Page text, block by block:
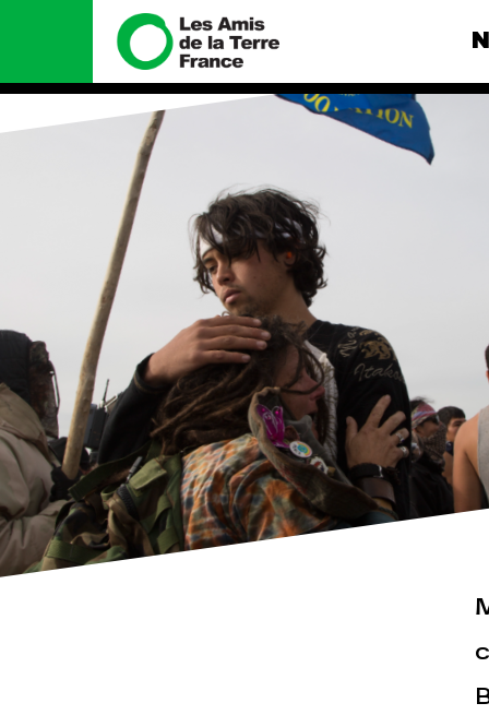
Nous connaître
Histoire
Manifeste
Missions et méthodes
Valeurs
Équipes et
fonctionnement
Le réseau dans le monde
Nos alliés
Je soutiens les Amis de la
Terre
Nos
destructrice
Gaz au
violence
Nos autres
Espace